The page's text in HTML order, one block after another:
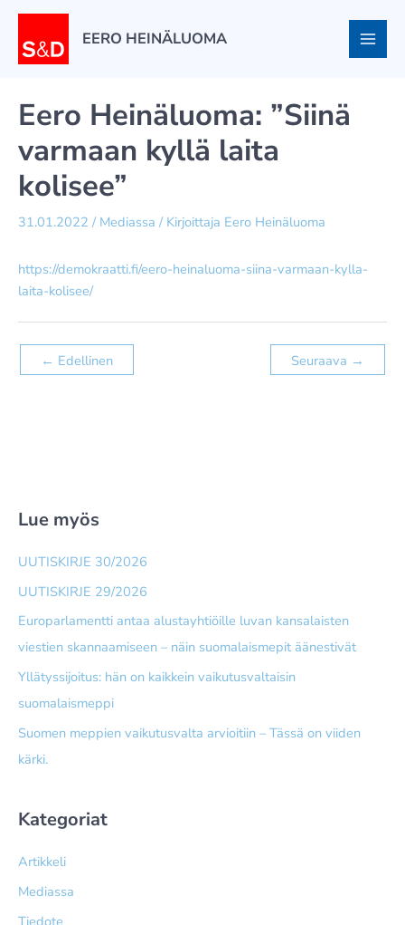
Siirry
EERO HEINÄLUOMA
Eero Heinäluoma: ”Siinä
varmaan kyllä laita
kolisee”
31.01.2022 / Mediassa / Kirjoittaja Eero Heinäluoma
https://demokraatti.fi/eero-heinaluoma-siina-varmaan-kylla-
laita-kolisee/
← Edellinen Seuraava →
Lue myös
UUTISKIRJE 30/2026
UUTISKIRJE 29/2026
Europarlamentti antaa alusta­yhtiöille luvan kansalaisten
viestien skannaamiseen – näin suomalais­mepit äänestivät
Yllätyssijoitus: hän on kaikkein vaikutusvaltaisin
suomalaismeppi
Suomen meppien vaikutusvalta arvioitiin – Tässä on viiden
kärki.
Kategoriat
Artikkeli
Mediassa
Tiedote